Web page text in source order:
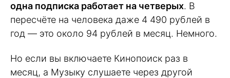
одна подписка работает на четверых. В
пересчёте на человека даже 4 490 рублей в
год — это около 94 рублей в месяц. Немного.
Но если вы включаете Кинопоиск раз в
месяц, а Музыку слушаете через другой